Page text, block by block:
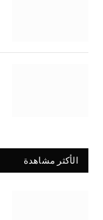
الأكثر مشاهدة